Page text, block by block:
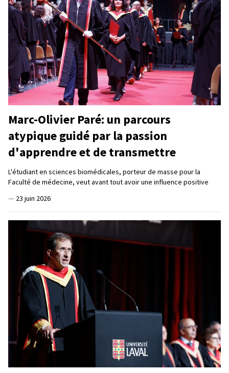
Marc-Olivier Paré: un parcours
atypique guidé par la passion
d'apprendre et de transmettre
L'étudiant en sciences biomédicales, porteur de masse pour la
Faculté de médecine, veut avant tout avoir une influence positive
— 23 juin 2026